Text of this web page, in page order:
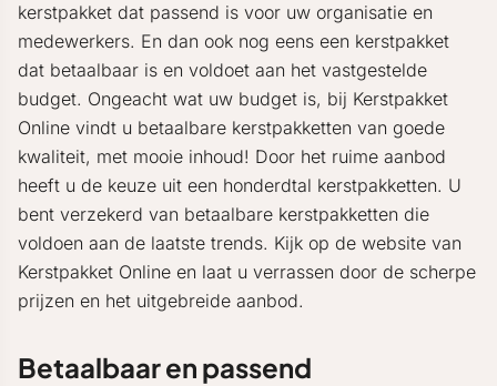
kerstpakket dat passend is voor uw organisatie en
medewerkers. En dan ook nog eens een kerstpakket
dat betaalbaar is en voldoet aan het vastgestelde
budget. Ongeacht wat uw budget is, bij Kerstpakket
Online vindt u betaalbare kerstpakketten van goede
kwaliteit, met mooie inhoud! Door het ruime aanbod
heeft u de keuze uit een honderdtal kerstpakketten. U
bent verzekerd van betaalbare kerstpakketten die
voldoen aan de laatste trends. Kijk op de website van
Kerstpakket Online en laat u verrassen door de scherpe
prijzen en het uitgebreide aanbod.
Betaalbaar en passend